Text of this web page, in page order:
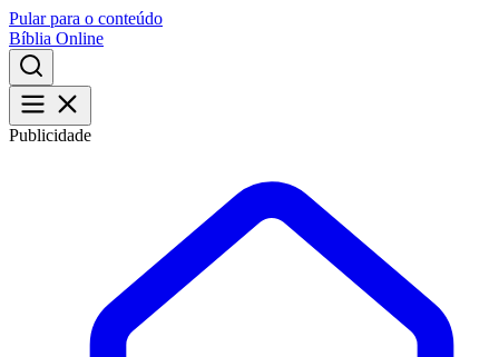
Pular para o conteúdo
Bíblia Online
Publicidade